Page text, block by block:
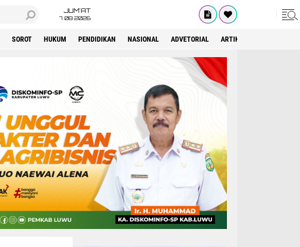
JUM'AT
7 08 2026
SOROT HUKUM PENDIDIKAN NASIONAL ADVETORIAL ARTIKEL